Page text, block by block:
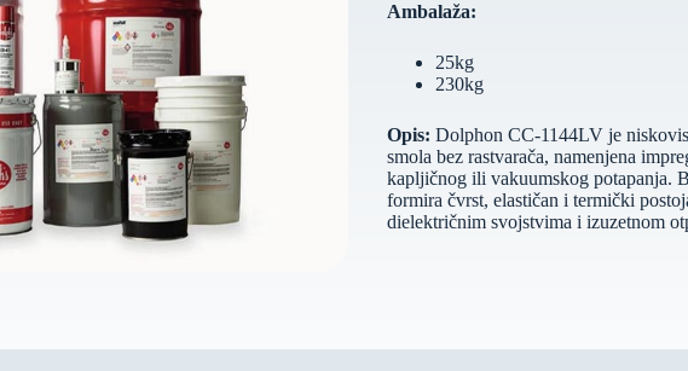
Ambalaža:
25kg
230kg
Opis: Dolphon CC‑1144LV je
smola bez rastvarača, namenjena
kapljičnog ili vakuumskog potapanja.
formira čvrst, elastičan i termički
dielektričnim svojstvima i izuzetnom